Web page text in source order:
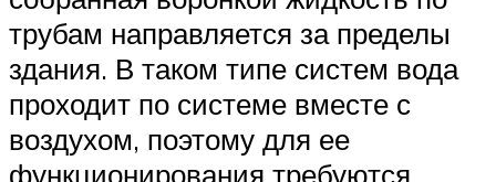
трубам направляется за пределы
здания. В таком типе систем вода
проходит по системе вместе с
воздухом, поэтому для ее
функционирования требуются